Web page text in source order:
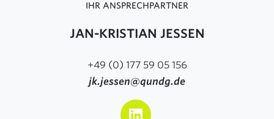
IHR ANSPRECHPARTNER
JAN-KRISTIAN JESSEN
+49 (0) 177 59 05 156
jk.jessen@qundg.de